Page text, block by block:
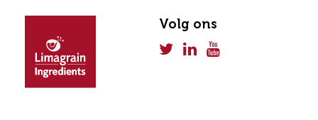
Volg ons